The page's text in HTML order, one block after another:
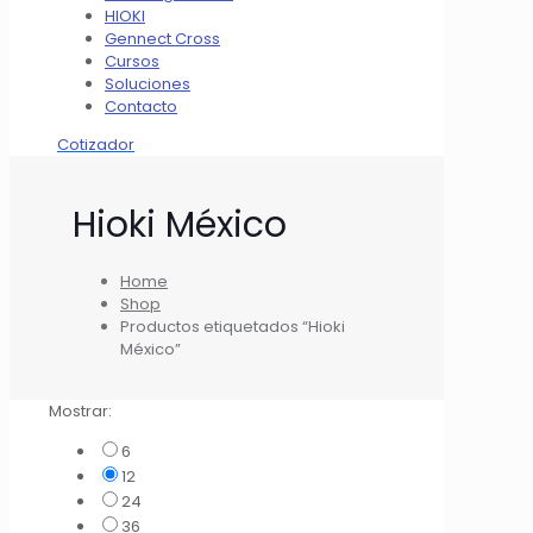
HIOKI
Gennect Cross
Cursos
Soluciones
Contacto
Cotizador
Hioki México
Home
Shop
Productos etiquetados “Hioki
México”
Mostrar:
6
12
24
36